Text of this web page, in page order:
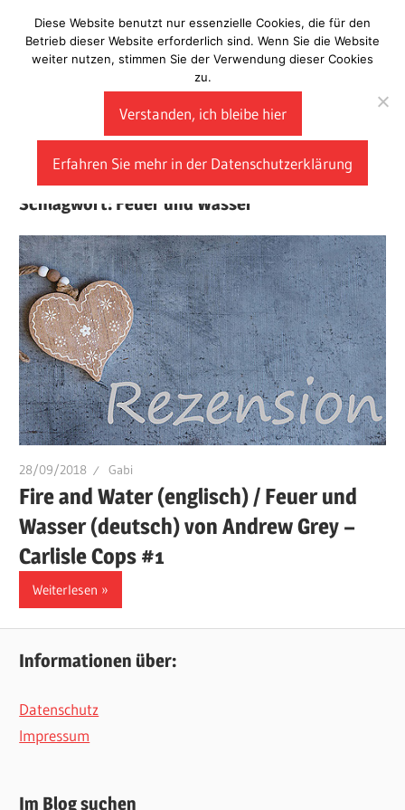
Inhalt
springen
Laberladen
Schlagwort: Feuer und Wasser
28/09/2018 Gabi
Fire and Water (englisch) / Feuer und
Wasser (deutsch) von Andrew Grey –
Carlisle Cops #1
Weiterlesen
Informationen über:
Datenschutz
Impressum
Im Blog suchen
Diese Website benutzt nur essenzielle Cookies, die für den
Betrieb dieser Website erforderlich sind. Wenn Sie die Website
weiter nutzen, stimmen Sie der Verwendung dieser Cookies
zu.
Verstanden, ich bleibe hier
Erfahren Sie mehr in der Datenschutzerklärung